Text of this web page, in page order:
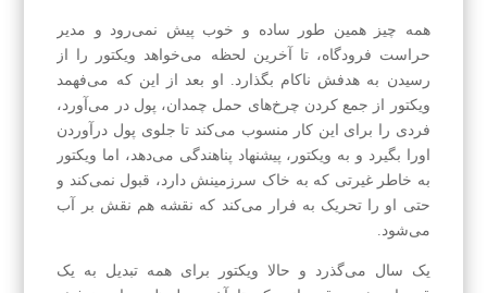
همه چیز همین طور ساده و خوب پیش نمی‌رود و مدیر
حراست فرودگاه، تا آخرین لحظه می‌خواهد ویکتور را از
رسیدن به هدفش ناکام بگذارد. او بعد از این که می‌فهمد
ویکتور از جمع کردن چرخ‌های حمل چمدان، پول در می‌آورد،
فردی را برای این کار منسوب می‌کند تا جلوی پول درآوردن
اورا بگیرد و به ویکتور، پیشنهاد پناهندگی می‌دهد، اما ویکتور
به خاطر غیرتی که به خاک سرزمینش دارد، قبول نمی‌کند و
حتی او را تحریک به فرار می‌کند که نقشه هم نقش بر آب
می‌شود.
یک سال می‌گذرد و حالا ویکتور برای همه تبدیل به یک